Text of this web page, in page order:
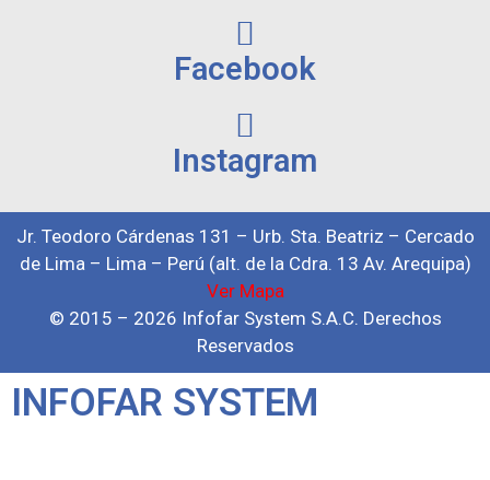
Facebook
Instagram
Jr. Teodoro Cárdenas 131 – Urb. Sta. Beatriz – Cercado
de Lima – Lima – Perú (alt. de la Cdra. 13 Av. Arequipa)
Ver Mapa
© 2015 – 2026 Infofar System S.A.C. Derechos
Reservados
INFOFAR SYSTEM